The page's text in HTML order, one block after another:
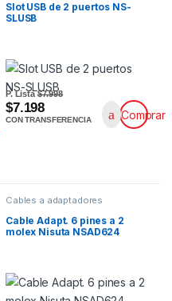
Slot USB de 2 puertos NS-
SLUSB
P. Lista$7.998
$7.198
CON TRANSFERENCIA Comprar
Cables a adaptadores
Cable Adapt. 6 pines a 2
molex Nisuta NSAD624